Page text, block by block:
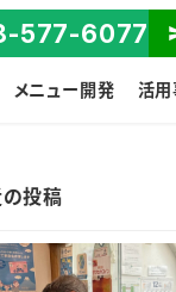
577-6077
メニュー開発 活用
投稿